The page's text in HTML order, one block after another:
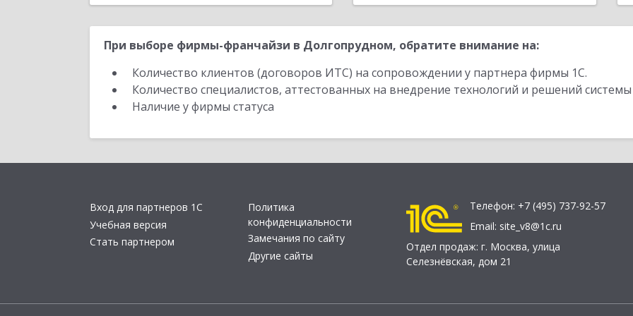
При выборе фирмы-франчайзи в Долгопрудном, обратите внимание на:
Количество клиентов (договоров ИТС) на сопровождении у партнера фирмы 1С.
Количество специалистов, аттестованных на внедрение технологий и решений
Наличие у фирмы статуса
Вход для партнеров 1С
Учебная версия
Стать партнером
Политика
конфиденциальности
Замечания по сайту
Другие сайты
Телефон: +7 (495) 737-92-57
Email: site_v8@1c.ru
Отдел продаж: г. Москва, улица
Селезнёвская, дом 21